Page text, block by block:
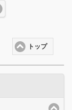
トップ